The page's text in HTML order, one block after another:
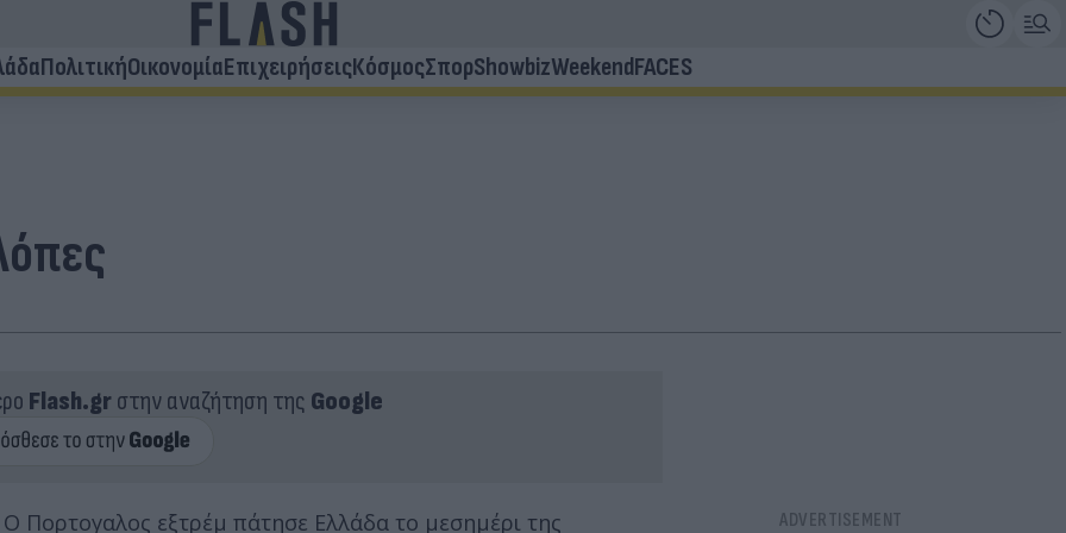
ΠολιτικήΟικονομίαΕπιχειρήσειςΚόσμοςΣπορShowbizWeekendFACES
Flash.grστην αναζήτηση της Google
Πορτογαλος εξτρέμ πάτησε Ελλάδα το μεσημέρι της